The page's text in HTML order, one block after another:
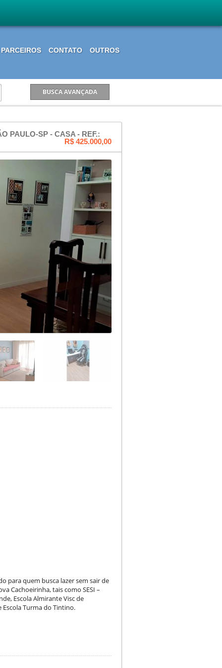
PARCEIROS CONTATO OUTROS
PAULO-SP - CASA - REF.:
R$ 425.000,00
para quem busca lazer sem sair de
Cachoeirinha, tais como SESI –
Escola Almirante Visc de
Turma do Tintino.